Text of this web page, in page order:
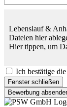
Lebenslauf &
Dateien hier
Hier tippen, um
Ich bestätige die
Fenster schließen
Bewerbung